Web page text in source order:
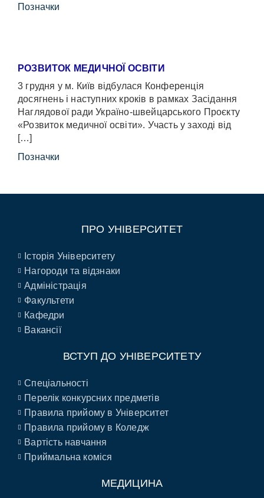
Позначки
РОЗВИТОК МЕДИЧНОЇ ОСВІТИ
3 грудня у м. Київ відбулася Конференція
досягнень і наступних кроків в рамках Засідання
Наглядової ради Україно-швейцарського Проєкту
«Розвиток медичної освіти». Участь у заході від
[…]
Позначки
ПРО УНІВЕРСИТЕТ
Історія Університету
Нагороди та відзнаки
Адміністрація
Факультети
Кафедри
Вакансії
ВСТУП ДО УНІВЕРСИТЕТУ
Спеціальності
Перелік конкурсних предметів
Правила прийому в Університет
Правила прийому в Коледж
Вартість навчання
Приймальна коміся
МЕДИЦИНА